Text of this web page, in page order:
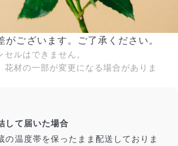
がございます。ご了承ください。
ルはできません。
材の一部が変更になる場合がありま
して届いた場合
の温度帯を保ったまま配送しておりま